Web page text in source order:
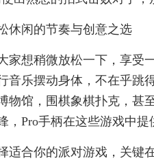
休闲的节奏与创意之选
家想稍微放松一下，享受
音乐摆动身体，不在乎跳
物馆，围棋象棋扑克，甚
，Pro手柄在这些游戏中提
适合你的派对游戏，关键